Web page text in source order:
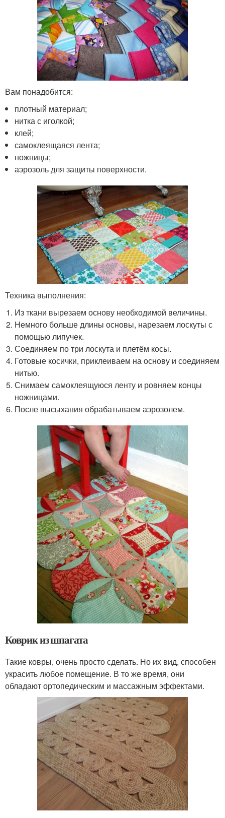
Вам понадобится:
плотный материал;
нитка с иголкой;
клей;
самоклеящаяся лента;
ножницы;
аэрозоль для защиты поверхности.
Техника выполнения:
Из ткани вырезаем основу необходимой величины.
Немного больше длины основы, нарезаем лоскуты с
помощью липучек.
Соединяем по три лоскута и плетём косы.
Готовые косички, приклеиваем на основу и соединяем
нитью.
Снимаем самоклеящуюся ленту и ровняем концы
ножницами.
После высыхания обрабатываем аэрозолем.
Коврик из шпагата
Такие ковры, очень просто сделать. Но их вид, способен
украсить любое помещение. В то же время, они
обладают ортопедическим и массажным эффектами.